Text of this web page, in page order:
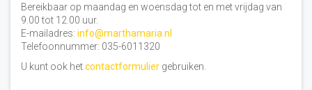
Bereikbaar op maandag en woensdag tot en met vrijdag van
9.00 tot 12.00 uur.
E-mailadres: info@marthamaria.nl
Telefoonnummer: 035-6011320
U kunt ook hetcontactformulier gebruiken.